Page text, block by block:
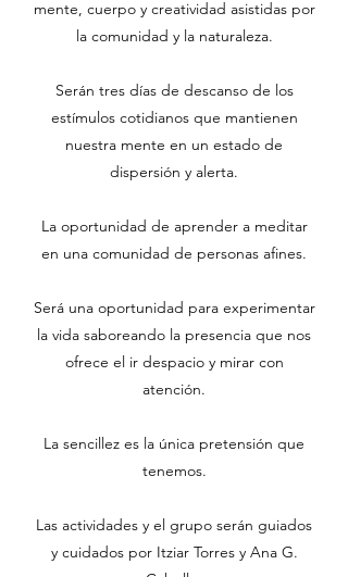
mente, cuerpo y creatividad asistidas por
la comunidad y la naturaleza.
Serán tres días de descanso de los
estímulos cotidianos que mantienen
nuestra mente en un estado de
dispersión y alerta.
La oportunidad de aprender a meditar
en una comunidad de personas afines.
Será una oportunidad para experimentar
la vida saboreando la presencia que nos
ofrece el ir despacio y mirar con
atención.
La sencillez es la única pretensión que
tenemos.
Las actividades y el grupo serán guiados
y cuidados por Itziar Torres y Ana G.